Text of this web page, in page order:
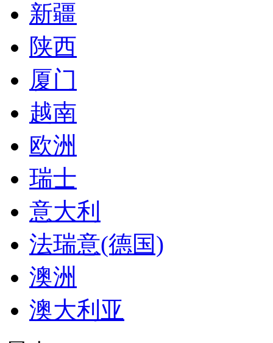
新疆
陕西
厦门
越南
欧洲
瑞士
意大利
法瑞意(德国)
澳洲
澳大利亚